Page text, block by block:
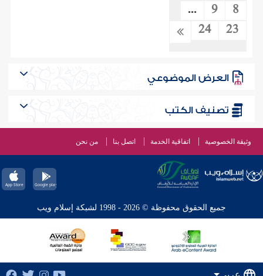
8
9
...
23
24
العرض الموضوعي
تصنيف الكتب
وثيقة الخصوصية اتفاقية الخدمة اتصل بنا من نحن
جميع الحقوق محفوظة © 2026 - 1998 لشبكة إسلام ويب